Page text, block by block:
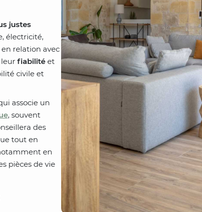
justes
électricité,
relation avec
fiabilitéet
civile et
associe un
, souvent
des
tout en
en
pièces de vie